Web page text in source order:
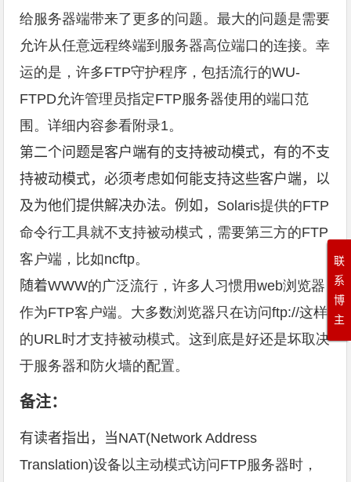
给服务器端带来了更多的问题。最大的问题是需要
允许从任意远程终端到服务器高位端口的连接。幸
运的是，许多FTP守护程序，包括流行的WU-
FTPD允许管理员指定FTP服务器使用的端口范
围。详细内容参看附录1。
第二个问题是客户端有的支持被动模式，有的不支
持被动模式，必须考虑如何能支持这些客户端，以
及为他们提供解决办法。例如， Solaris提供的FTP
命令行工具就不支持被动模式，需要第三方的FTP
客户端，比如ncftp。
随着WWW的广泛流行，许多人习惯用web浏览器
作为FTP客户端。大多数浏览器只在访问ftp://这样
的URL时才支持被动模式。这到底是好还是坏取决
于服务器和防火墙的配置。
备注：
有读者指出，当NAT(Network Address
Translation)设备以主动模式访问FTP服务器时，
联
系
博
主